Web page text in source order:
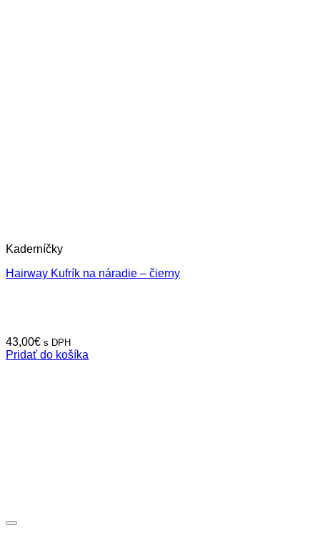
Kaderníčky
Hairway Kufrík na náradie – čierny
43,00€ s DPH
Pridať do košíka